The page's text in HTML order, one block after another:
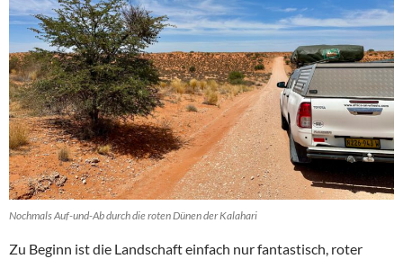
Nochmals Auf-und-Ab durch die roten Dünen der Kalahari
Zu Beginn ist die Landschaft einfach nur fantastisch, roter